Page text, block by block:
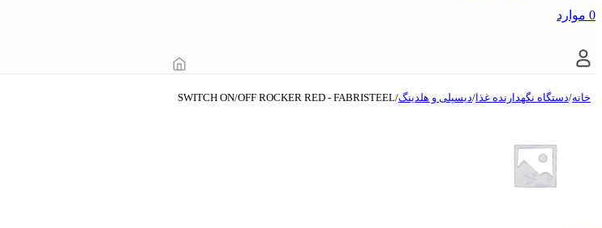
0 موارد
خانه/دستگاه نگهدارنده غذا/دیسپلی و هلدینگ/
SWITCH ON/OFF ROCKER RED - FABRISTEEL